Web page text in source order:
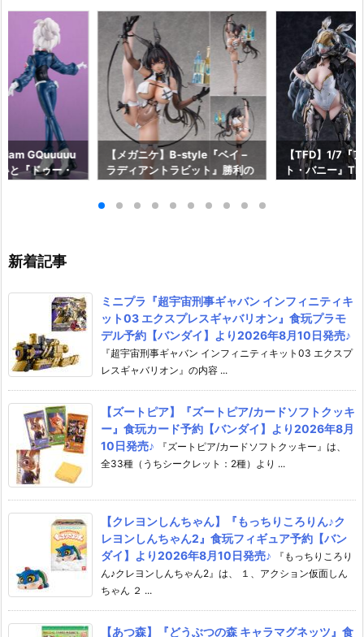
GQuuuuu
と『ドゥー・
【メガニケ】B-style『ベイ –
ラディアントラビット』勝利の
約【フリーイング】より2026
【TFD】1/7『
ト・バニー』
新着記事
ミニプラ『超宇宙刑事ギャバン インフィニティキ
ット03 エクスプレスギャバリオン』食玩プラモ
デル予約【バンダイ】より2026年8月10日発売♪
『超宇宙刑事ギャバン インフィニティキット03 エクスプ
レスギャバリオン』の内容 ...
【ズートピア】『ズートピア/カードソフトクッキ
ー』食玩カード予約【バンダイ】より2026年8月
10日発売♪
『ズートピア/カードソフトクッキー』は、
全33種（うちシークレット：2種）より ...
【クレヨンしんちゃん】『もっちりころりん♪ク
レヨンしんちゃん2』食玩フィギュア予約【バン
ダイ】より2026年8月10日発売♪
『もっちりころり
ん♪クレヨンしんちゃん2』は、 １、アクション仮面しん
ちゃん ２ ...
【あつ森】『どうぶつの森 キャラマグネッツ』食